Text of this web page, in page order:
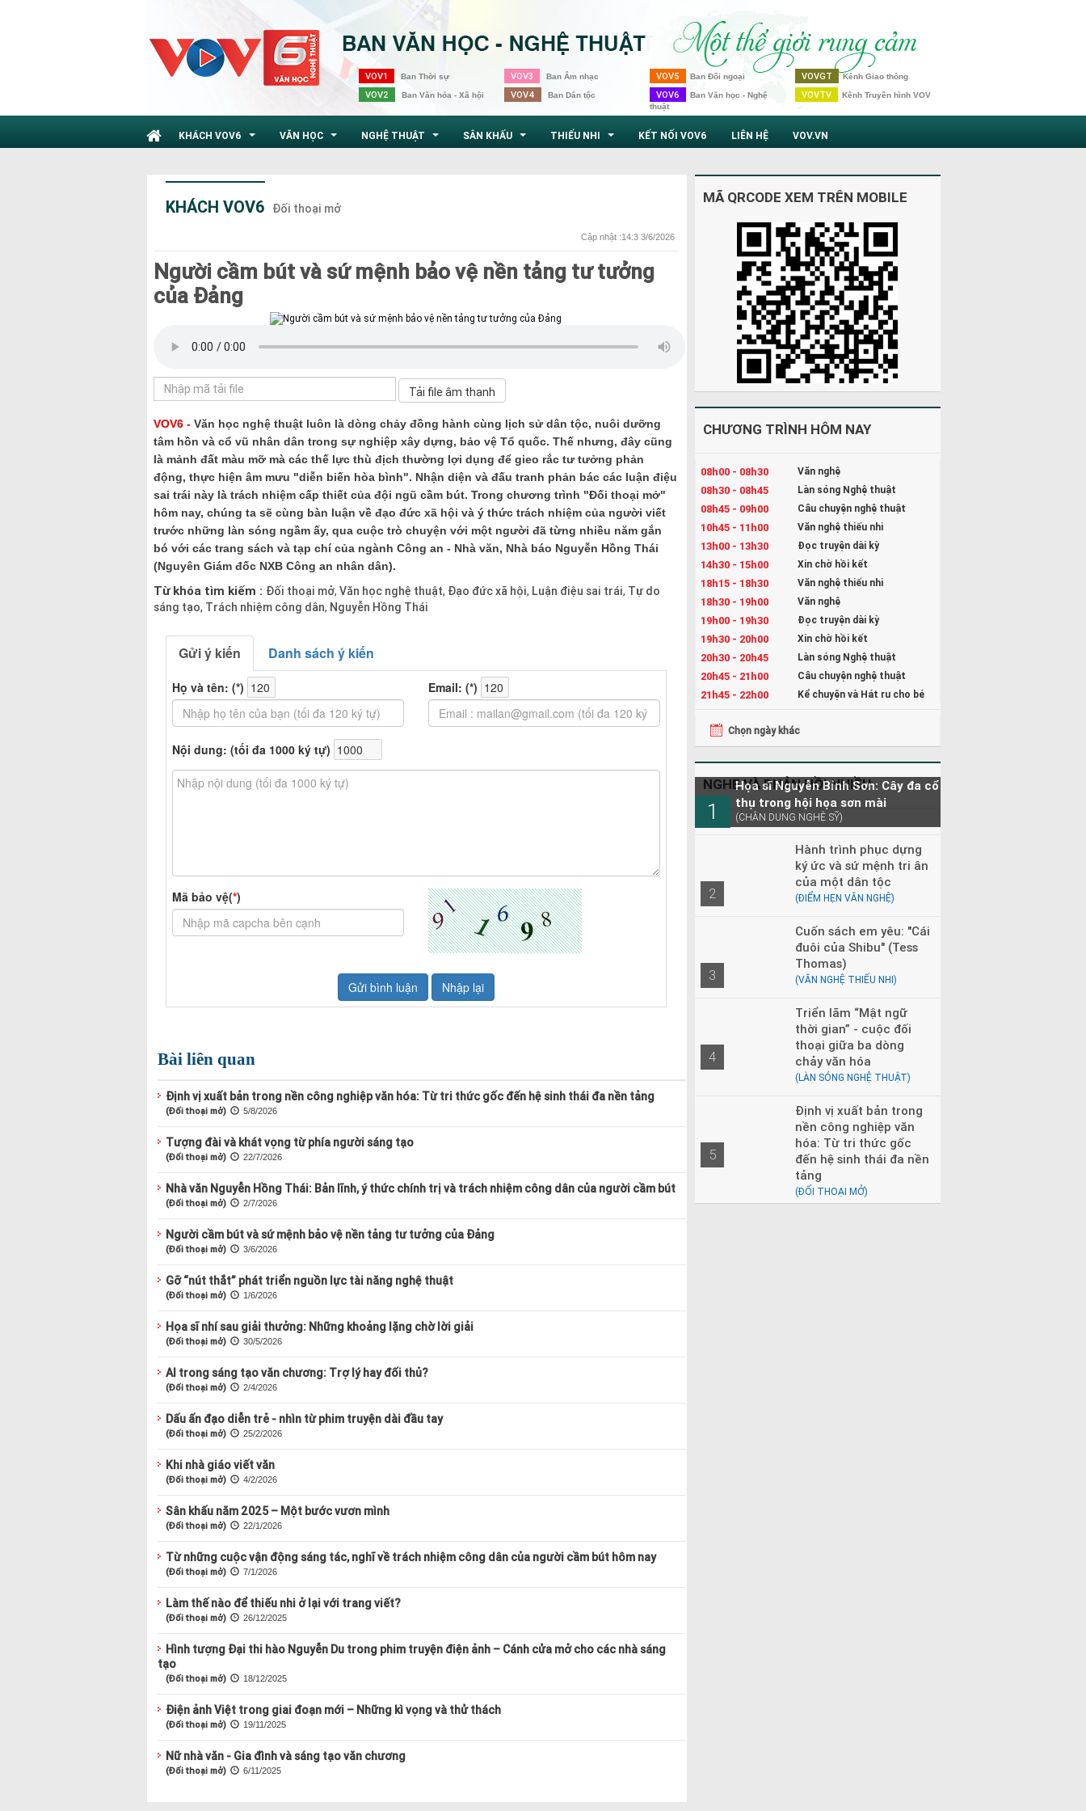
VOV1 Ban Thời sự
VOV2 Ban Văn hóa - Xã hội
VOV3 Ban Âm nhạc
VOV4 Ban Dân tộc
VOV5 Ban Đối ngoại
VOV6 Ban Văn học - Nghệ
thuật
VOVGT Kênh Giao thông
VOVTV Kênh Truyền hình VOV
KHÁCH VOV6 VĂN HỌC NGHỆ THUẬT SÂN KHẤU THIẾU NHI KẾT NỐI VOV6 LIÊN HỆ VOV.VN
KHÁCH VOV6 Đối thoại mở
Cập nhật :14:3 3/6/2026
Người cầm bút và sứ mệnh bảo vệ nền tảng tư tưởng
của Đảng
VOV6 - Văn học nghệ thuật luôn là dòng chảy đồng hành cùng lịch sử dân tộc, nuôi dưỡng
tâm hồn và cổ vũ nhân dân trong sự nghiệp xây dựng, bảo vệ Tổ quốc. Thế nhưng, đây cũng
là mảnh đất màu mỡ mà các thế lực thù địch thường lợi dụng để gieo rắc tư tưởng phản
động, thực hiện âm mưu "diễn biến hòa bình". Nhận diện và đấu tranh phản bác các luận điệu
sai trái này là trách nhiệm cấp thiết của đội ngũ cầm bút. Trong chương trình "Đối thoại mở"
hôm nay, chúng ta sẽ cùng bàn luận về đạo đức xã hội và ý thức trách nhiệm của người viết
trước những làn sóng ngầm ấy, qua cuộc trò chuyện với một người đã từng nhiều năm gắn
bó với các trang sách và tạp chí của ngành Công an - Nhà văn, Nhà báo Nguyễn Hồng Thái
(Nguyên Giám đốc NXB Công an nhân dân).
Từ khóa tìm kiếm : Đối thoại mở, Văn học nghệ thuật, Đạo đức xã hội, Luận điệu sai trái, Tự do
sáng tạo, Trách nhiệm công dân, Nguyễn Hồng Thái
Bài liên quan
Định vị xuất bản trong nền công nghiệp văn hóa: Từ tri thức gốc đến hệ sinh thái đa nền tảng
(Đối thoại mở) 5/8/2026
Tượng đài và khát vọng từ phía người sáng tạo
(Đối thoại mở) 22/7/2026
Nhà văn Nguyễn Hồng Thái: Bản lĩnh, ý thức chính trị và trách nhiệm công dân của người cầm bút
(Đối thoại mở) 2/7/2026
Người cầm bút và sứ mệnh bảo vệ nền tảng tư tưởng của Đảng
(Đối thoại mở) 3/6/2026
Gỡ “nút thắt” phát triển nguồn lực tài năng nghệ thuật
(Đối thoại mở) 1/6/2026
Họa sĩ nhí sau giải thưởng: Những khoảng lặng chờ lời giải
(Đối thoại mở) 30/5/2026
AI trong sáng tạo văn chương: Trợ lý hay đối thủ?
(Đối thoại mở) 2/4/2026
Dấu ấn đạo diễn trẻ - nhìn từ phim truyện dài đầu tay
(Đối thoại mở) 25/2/2026
Khi nhà giáo viết văn
(Đối thoại mở) 4/2/2026
Sân khấu năm 2025 – Một bước vươn mình
(Đối thoại mở) 22/1/2026
Từ những cuộc vận động sáng tác, nghĩ về trách nhiệm công dân của người cầm bút hôm nay
(Đối thoại mở) 7/1/2026
Làm thế nào để thiếu nhi ở lại với trang viết?
(Đối thoại mở) 26/12/2025
Hình tượng Đại thi hào Nguyễn Du trong phim truyện điện ảnh – Cánh cửa mở cho các nhà sáng
tạo
(Đối thoại mở) 18/12/2025
Điện ảnh Việt trong giai đoạn mới – Những kì vọng và thử thách
(Đối thoại mở) 19/11/2025
Nữ nhà văn - Gia đình và sáng tạo văn chương
(Đối thoại mở) 6/11/2025
MÃ QRCODE XEM TRÊN MOBILE
CHƯƠNG TRÌNH HÔM NAY
08h00 - 08h30 Văn nghệ
08h30 - 08h45 Làn sóng Nghệ thuật
08h45 - 09h00 Câu chuyện nghệ thuật
10h45 - 11h00 Văn nghệ thiếu nhi
13h00 - 13h30 Đọc truyện dài kỳ
14h30 - 15h00 Xin chờ hồi kết
18h15 - 18h30 Văn nghệ thiếu nhi
18h30 - 19h00 Văn nghệ
19h00 - 19h30 Đọc truyện dài kỳ
19h30 - 20h00 Xin chờ hồi kết
20h30 - 20h45 Làn sóng Nghệ thuật
20h45 - 21h00 Câu chuyện nghệ thuật
21h45 - 22h00 Kể chuyện và Hát ru cho bé
Chọn ngày khác
NGHE VÀ PHẢN HỒI NHIỀU
1
Họa sĩ Nguyễn Bỉnh Sơn: Cây đa cổ
thụ trong hội họa sơn mài
(CHÂN DUNG NGHỆ SỸ)
2
Hành trình phục dựng
ký ức và sứ mệnh tri ân
của một dân tộc
(ĐIỂM HẸN VĂN NGHỆ)
3
Cuốn sách em yêu: "Cái
đuôi của Shibu" (Tess
Thomas)
(VĂN NGHỆ THIẾU NHI)
4
Triển lãm “Mật ngữ
thời gian” - cuộc đối
thoại giữa ba dòng
chảy văn hóa
(LÀN SÓNG NGHỆ THUẬT)
5
Định vị xuất bản trong
nền công nghiệp văn
hóa: Từ tri thức gốc
đến hệ sinh thái đa nền
tảng
(ĐỐI THOẠI MỞ)